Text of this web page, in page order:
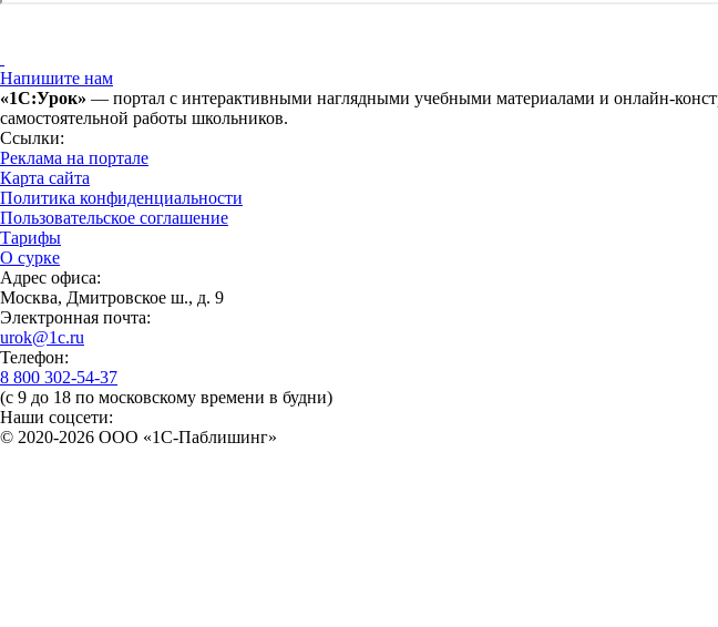
Напишите нам
«1С:Урок» — портал с интерактивными наглядными учебными материалами и онлайн-
самостоятельной работы школьников.
Ссылки:
Реклама на портале
Карта сайта
Политика конфиденциальности
Пользовательское соглашение
Тарифы
О сурке
Адрес офиса:
Москва, Дмитровское ш., д. 9
Электронная почта:
urok@1c.ru
Телефон:
8 800 302-54-37
(с 9 до 18 по московскому времени в будни)
Наши соцсети:
© 2020-2026 OOO «1С-Паблишинг»